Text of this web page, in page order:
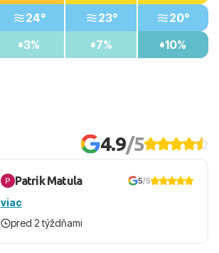
24°
3%
23°
7%
20°
10%
4.9/5
Patrik Matula 5/5
viac
pred 2 týždňami